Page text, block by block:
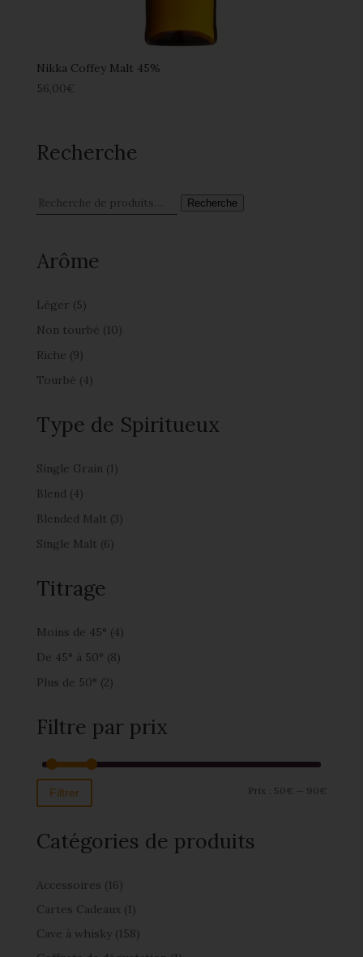
Nikka Coffey Malt 45%
56,00€
Recherche
Recherche
Arôme
Léger (5)
Non tourbé (10)
Riche (9)
Tourbé (4)
Type de Spiritueux
Single Grain (1)
Blend (4)
Blended Malt (3)
Single Malt (6)
Titrage
Moins de 45° (4)
De 45° à 50° (8)
Plus de 50° (2)
Filtre par prix
Filtrer Prix : 50€ — 90€
Catégories de produits
Accessoires (16)
Cartes Cadeaux (1)
Cave à whisky (158)